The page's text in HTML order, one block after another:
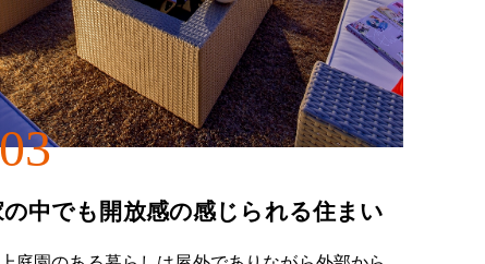
の中でも開放感の感じられる住まい